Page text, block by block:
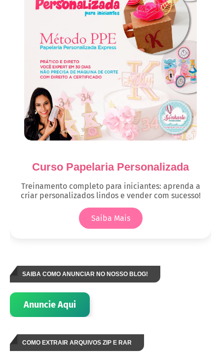
Curso Papelaria Personalizada
Treinamento completo para iniciantes: aprenda a
criar personalizados lindos e vender com sucesso!
Saiba Mais
SAIBA COMO ANUNCIAR NO NOSSO BLOG!
Anuncie Aqui
COMO EXTRAIR ARQUIVOS ZIP E RAR